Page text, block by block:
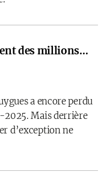
des millions…
a encore perdu
2025. Mais derrière
d’exception ne